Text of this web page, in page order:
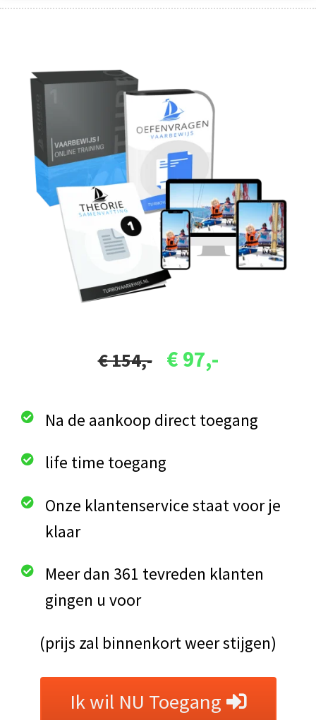
€ 154,- € 97,-
Na de aankoop direct toegang
life time toegang
Onze klantenservice staat voor je
klaar
Meer dan 361 tevreden klanten
gingen u voor
(prijs zal binnenkort weer stijgen)
Ik wil NU Toegang